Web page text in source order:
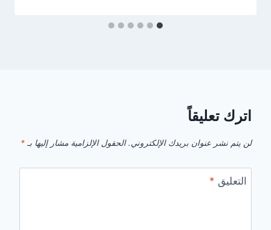
اترك تعليقاً
لن يتم نشر عنوان بريدك الإلكتروني. الحقول الإلزامية مشار إليها بـ *
التعليق *